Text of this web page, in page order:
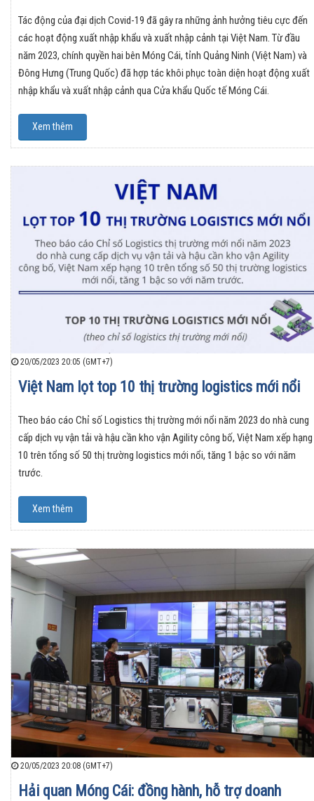
Tác động của đại dịch Covid-19 đã gây ra những ảnh hưởng tiêu cực đến
các hoạt động xuất nhập khẩu và xuất nhập cảnh tại Việt Nam. Từ đầu
năm 2023, chính quyền hai bên Móng Cái, tỉnh Quảng Ninh (Việt Nam) và
Đông Hưng (Trung Quốc) đã hợp tác khôi phục toàn diện hoạt động xuất
nhập khẩu và xuất nhập cảnh qua Cửa khẩu Quốc tế Móng Cái.
Xem thêm
20/05/2023 20:05 (GMT+7)
Việt Nam lọt top 10 thị trường logistics mới nổi
Theo báo cáo Chỉ số Logistics thị trường mới nổi năm 2023 do nhà cung
cấp dịch vụ vận tải và hậu cần kho vận Agility công bố, Việt Nam xếp hạng
10 trên tổng số 50 thị trường logistics mới nổi, tăng 1 bậc so với năm
trước.
Xem thêm
20/05/2023 20:08 (GMT+7)
Hải quan Móng Cái: đồng hành, hỗ trợ doanh